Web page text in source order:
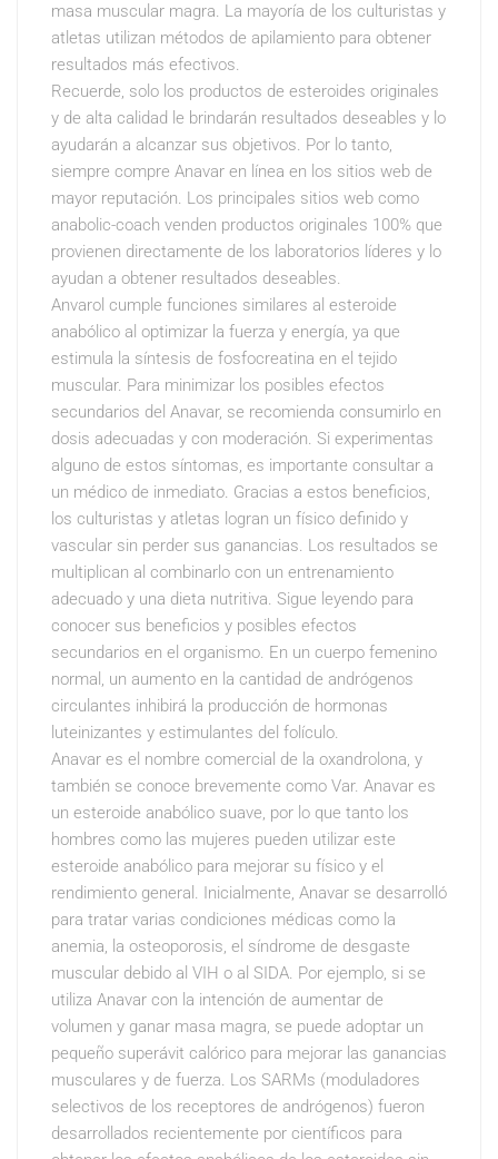
masa muscular magra. La mayoría de los culturistas y
atletas utilizan métodos de apilamiento para obtener
resultados más efectivos.
Recuerde, solo los productos de esteroides originales
y de alta calidad le brindarán resultados deseables y lo
ayudarán a alcanzar sus objetivos. Por lo tanto,
siempre compre Anavar en línea en los sitios web de
mayor reputación. Los principales sitios web como
anabolic-coach venden productos originales 100% que
provienen directamente de los laboratorios líderes y lo
ayudan a obtener resultados deseables.
Anvarol cumple funciones similares al esteroide
anabólico al optimizar la fuerza y energía, ya que
estimula la síntesis de fosfocreatina en el tejido
muscular. Para minimizar los posibles efectos
secundarios del Anavar, se recomienda consumirlo en
dosis adecuadas y con moderación. Si experimentas
alguno de estos síntomas, es importante consultar a
un médico de inmediato. Gracias a estos beneficios,
los culturistas y atletas logran un físico definido y
vascular sin perder sus ganancias. Los resultados se
multiplican al combinarlo con un entrenamiento
adecuado y una dieta nutritiva. Sigue leyendo para
conocer sus beneficios y posibles efectos
secundarios en el organismo. En un cuerpo femenino
normal, un aumento en la cantidad de andrógenos
circulantes inhibirá la producción de hormonas
luteinizantes y estimulantes del folículo.
Anavar es el nombre comercial de la oxandrolona, y
también se conoce brevemente como Var. Anavar es
un esteroide anabólico suave, por lo que tanto los
hombres como las mujeres pueden utilizar este
esteroide anabólico para mejorar su físico y el
rendimiento general. Inicialmente, Anavar se desarrolló
para tratar varias condiciones médicas como la
anemia, la osteoporosis, el síndrome de desgaste
muscular debido al VIH o al SIDA. Por ejemplo, si se
utiliza Anavar con la intención de aumentar de
volumen y ganar masa magra, se puede adoptar un
pequeño superávit calórico para mejorar las ganancias
musculares y de fuerza. Los SARMs (moduladores
selectivos de los receptores de andrógenos) fueron
desarrollados recientemente por científicos para